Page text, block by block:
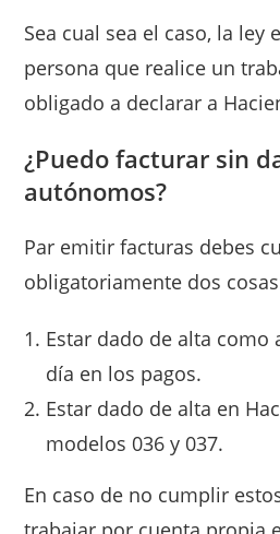
Sea cual sea el caso, la ley
persona que realice un
obligado a declarar a
¿Puedo facturar sin
autónomos?
Par emitir facturas debes
obligatoriamente dos
Estar dado de alta como
día en los pagos.
Estar dado de alta en
modelos 036 y 037.
En caso de no cumplir